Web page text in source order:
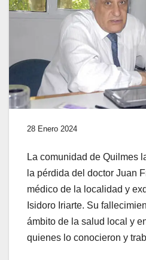
28 Enero 2024
La comunidad de Quilmes
la pérdida del doctor Juan
médico de la localidad y
Isidoro Iriarte. Su
ámbito de la salud local y
quienes lo conocieron y